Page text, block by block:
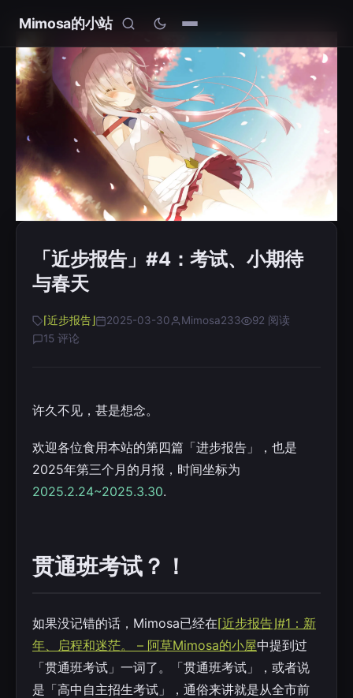
Mimosa的小站
「近步报告」#4：考试、小期待
与春天
⌈近步报告⌋ 2025-03-30 Mimosa233
92 阅读
15 评论
许久不见，甚是想念。
欢迎各位食用本站的第四篇「进步报告」，也是
2025年第三个月的月报，时间坐标为
2025.2.24~2025.3.30.
贯通班考试？！
如果没记错的话，Mimosa已经在⌈近步报告⌋#1：新
年、启程和迷茫。 – 阿草Mimosa的小屋中提到过
「贯通班考试」一词了。「贯通班考试」，或者说
是「高中自主招生考试」，通俗来讲就是从全市前